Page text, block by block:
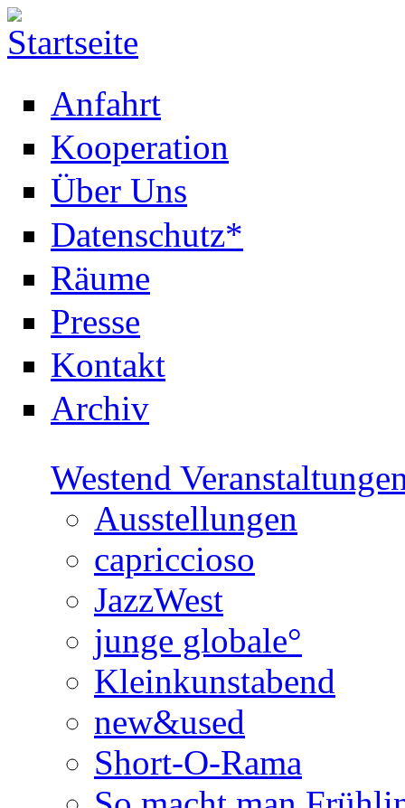
Anfahrt
Kooperation
Über Uns
Datenschutz*
Räume
Presse
Kontakt
Archiv
Westend
Ausstellungen
capriccioso
JazzWest
junge globale°
Kleinkunstabend
new&used
Short-O-Rama